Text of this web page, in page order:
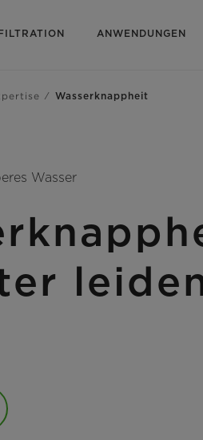
ANWENDUNGEN
Wasserknappheit
Wasser